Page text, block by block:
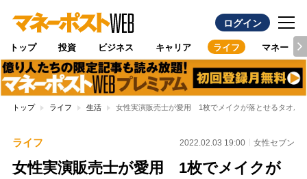
ログイン
トップ 投資 ビジネス キャリア ライフ マネー
トップ ライフ 生活 女性実演販売士が愛用 1枚でメイクが落とせるタオル
ライフ 2022.02.03 19:00 女性セブン
女性実演販売士が愛用 1枚でメイクが